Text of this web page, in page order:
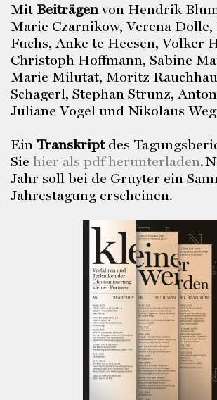
Mit Beiträgenvon Hendrik
Marie Czarnikow, Verena
Fuchs, Anke te Heesen, Volker
Christoph Hoffmann, Sabine
Marie Milutat, Moritz
Schagerl, Stephan Strunz,
Juliane Vogel und Nikolaus
Ein Transkriptdes
Sie hier als pdf herunterladen.
Jahr soll bei de Gruyter ein
Jahrestagung erscheinen.